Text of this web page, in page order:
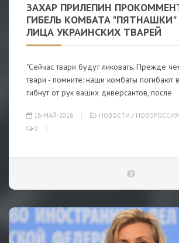
ЗАХАР ПРИЛЕПИН
ГИБЕЛЬ КОМБАТА
ЛИЦА УКРАИНСКИХ ТВАРЕЙ
"Сейчас твари будут ликовать. Прежде
твари - помните: наши комбаты погибают
гибнут от рук ваших диверсантов, после
18-МАЙ-2018 НОВОСТИ / НОВОРОССИЯ
0